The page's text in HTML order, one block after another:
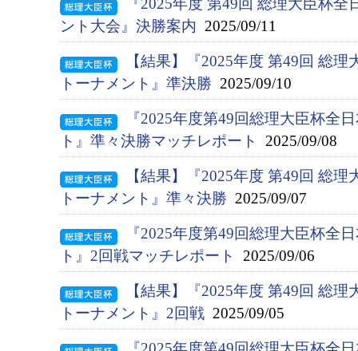
『2025年度 第49回 総理大臣杯
ント大会』決勝案内 2025/09/11
【結果】『2025年度 第49回 総
トーナメント』準決勝 2025/09/10
『2025年度第49回総理大臣杯全
ト』準々決勝マッチレポート
2025/09/08
【結果】『2025年度 第49回 総
トーナメント』準々決勝 2025/09/07
『2025年度第49回総理大臣杯全
ト』2回戦マッチレポート
2025/09/06
【結果】『2025年度 第49回 総
トーナメント』2回戦 2025/09/05